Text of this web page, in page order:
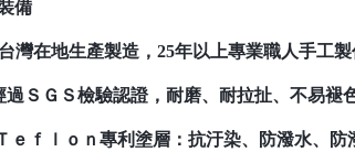
備
灣在地生產製造，25年以上專業職人手工
ＳＧＳ檢驗認證，耐磨、耐拉扯、不易褪
ｅｆｌｏｎ專利塗層：抗汙染、防潑水、防